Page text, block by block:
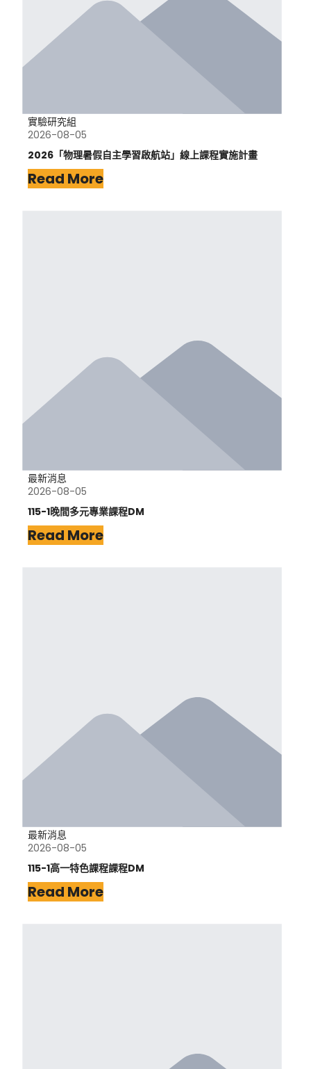
實驗研究組
2026-08-05
2026「物理暑假自主學習啟航站」線上課程實施計畫
Read More
最新消息
2026-08-05
115-1晚間多元專業課程DM
Read More
最新消息
2026-08-05
115-1高一特色課程課程DM
Read More